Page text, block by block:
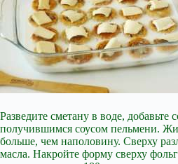
Разведите сметану в воде, добавьте
получившимся соусом пельмени.
больше, чем наполовину. Сверху
масла. Накройте форму сверху